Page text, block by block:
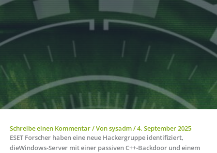
Schreibe einen Kommentar/ Vonsysadm/4. September 2025
ESET Forscher haben eine neue Hackergruppe identifiziert,
dieWindows-Server mit einer passiven C++-Backdoor und einem